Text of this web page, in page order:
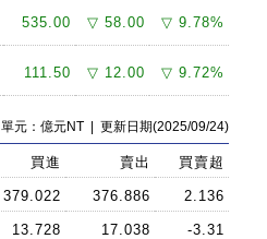
535.00 ▽ 58.00 ▽ 9.78%
111.50 ▽ 12.00 ▽ 9.72%
單元：億元NT | 更新日期(2025/09/24)
買進 賣出 買賣超
379.022 376.886 2.136
13.728 17.038 -3.31